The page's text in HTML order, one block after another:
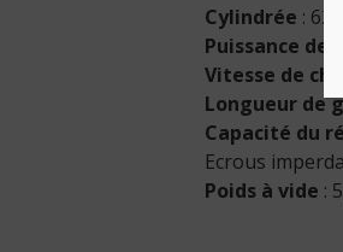
Cylindrée :
Puissance de
Vitesse de
Longueur de
Capacité du
Ecrous
Poids à vide :